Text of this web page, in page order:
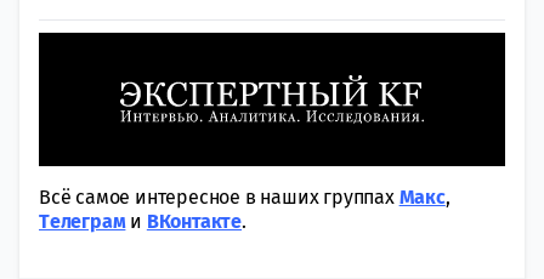
Всё самое интересное в наших группах Макс,
Tелеграми ВКонтакте.